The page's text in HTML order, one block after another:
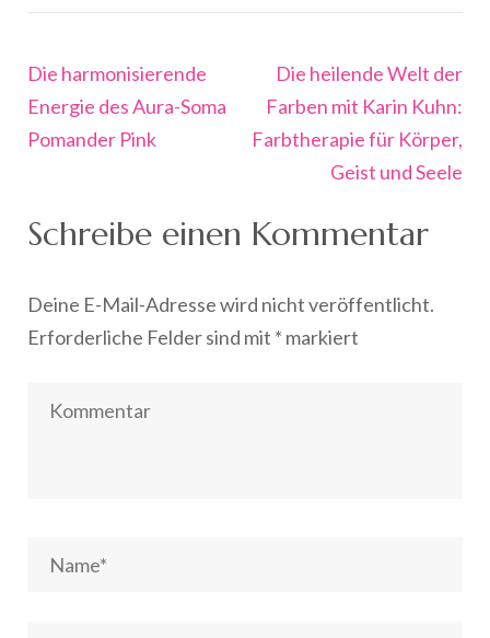
Beitragsnavigation
Die harmonisierende
Energie des Aura-Soma
Pomander Pink
Die heilende Welt der
Farben mit Karin Kuhn:
Farbtherapie für Körper,
Geist und Seele
Schreibe einen Kommentar
Deine E-Mail-Adresse wird nicht veröffentlicht.
Erforderliche Felder sind mit * markiert